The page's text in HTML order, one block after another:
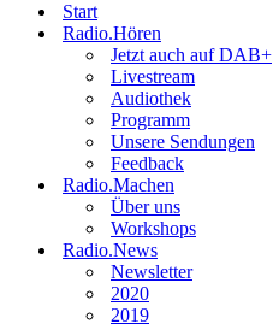
Start
Radio.Hören
Jetzt auch auf DAB+
Livestream
Audiothek
Programm
Unsere Sendungen
Feedback
Radio.Machen
Über uns
Workshops
Radio.News
Newsletter
2020
2019